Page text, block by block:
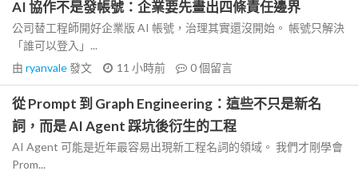
AI 協作不是發帳號：企業要先畫出四條責任邊界
公司替工程師開好企業版 AI 帳號，治理其實還沒開始。 帳號只解決
「誰可以登入」...
由 ryanvale發文 11 小時前 0個留言
從 Prompt 到 Graph Engineering：這些不只是新名
詞，而是 AI Agent 踩坑後衍生的工程
AI Agent 可能是近年最容易出現新工程名詞的領域。 我們才剛學會
Prom...